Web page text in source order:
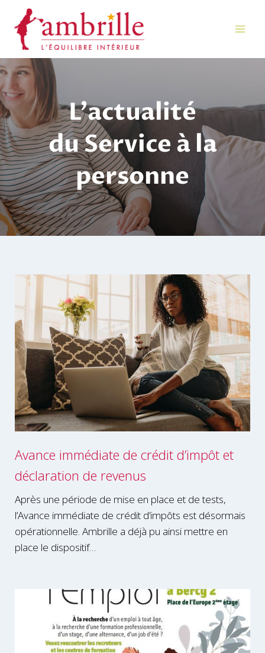
contenu
L’actualité
du Service à la
personne
Avance immédiate de crédit d’impôt et
déclaration de revenus
Après une période de mise en place et de tests,
l’Avance immédiate de crédit d’impôts est désormais
opérationnelle. Ambrille a déjà pu ainsi mettre en
place le dispositif…